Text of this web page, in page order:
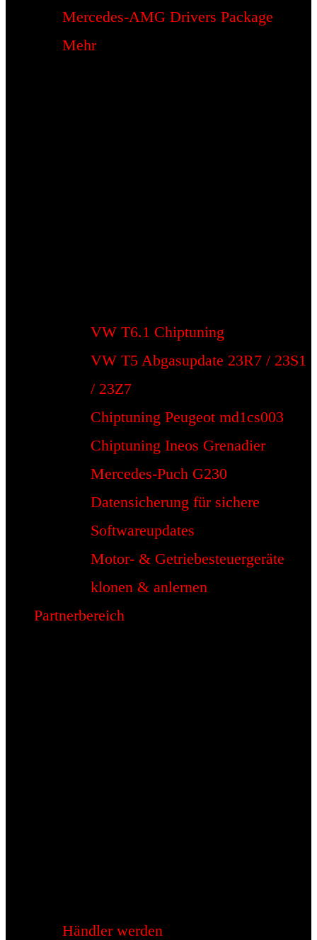
Mercedes-AMG Drivers Package
Mehr
VW T6.1 Chiptuning
VW T5 Abgasupdate 23R7 / 23S1
/ 23Z7
Chiptuning Peugeot md1cs003
Chiptuning Ineos Grenadier
Mercedes-Puch G230
Datensicherung für sichere
Softwareupdates
Motor- & Getriebesteuergeräte
klonen & anlernen
Partnerbereich
Händler werden